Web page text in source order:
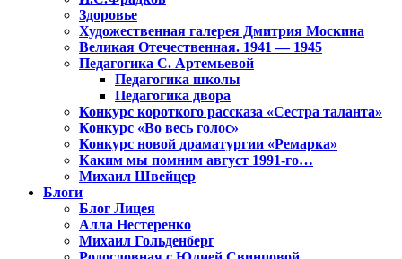
Здоровье
Художественная галерея Дмитрия Москина
Великая Отечественная. 1941 — 1945
Педагогика С. Артемьевой
Педагогика школы
Педагогика двора
Конкурс короткого рассказа «Сестра таланта»
Конкурс «Во весь голос»
Конкурс новой драматургии «Ремарка»
Каким мы помним август 1991-го…
Михаил Швейцер
Блоги
Блог Лицея
Алла Нестеренко
Михаил Гольденберг